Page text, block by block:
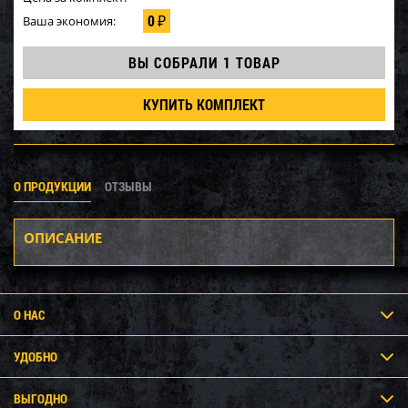
Ваша экономия: 0₽
ВЫ СОБРАЛИ 1 ТОВАР
КУПИТЬ КОМПЛЕКТ
О ПРОДУКЦИИ ОТЗЫВЫ
ОПИСАНИЕ
О НАС
УДОБНО
ВЫГОДНО